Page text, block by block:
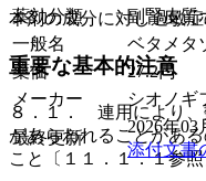
本剤の成分に対し過敏症
重要な基本的注意
８．１． 連用により、
があらわれることがあ
こと〔１１．１．１参
薬効分類
副腎皮質
一般名
ベタメタ
薬価
27.2円
メーカー
シオノギ
最終更新
2026年03
添付文書